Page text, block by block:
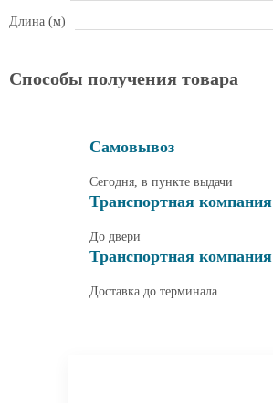
Длина (м)
Способы получения товара
Самовывоз
Сегодня, в пункте выдачи
Транспортная компания
До двери
Транспортная компания
Доставка до терминала